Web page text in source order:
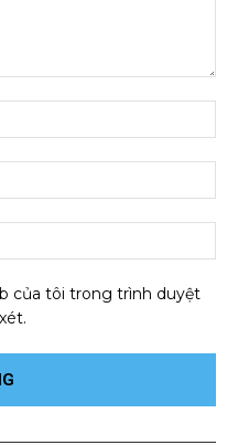
của tôi trong trình duyệt